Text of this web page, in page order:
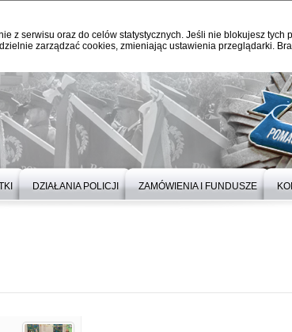
z serwisu oraz do celów statystycznych. Jeśli nie blokujesz tych
zarządzać cookies, zmieniając ustawienia przeglądarki.
DZIAŁANIA POLICJI ZAMÓWIENIA I FUNDUSZE